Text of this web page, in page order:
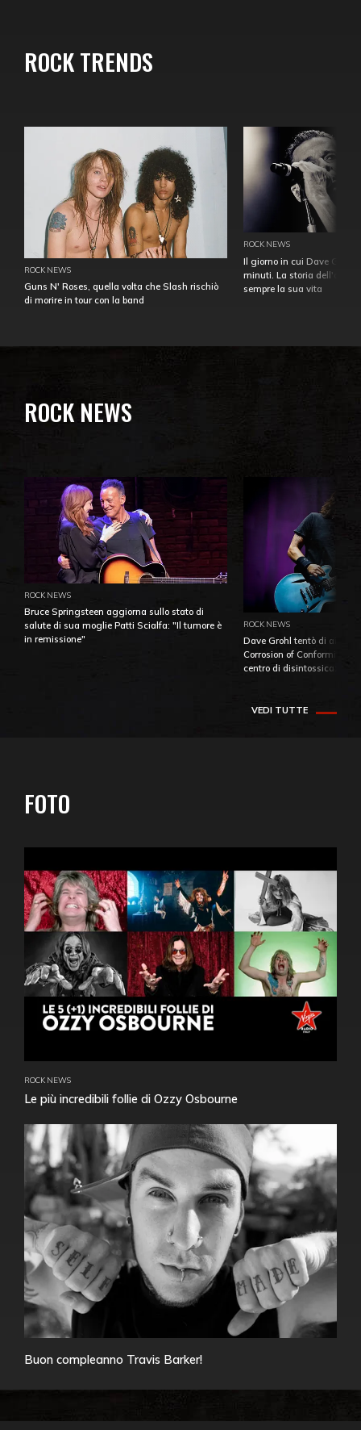
ROCK TRENDS
ROCK NEWS
Guns N' Roses, quella volta che Slash rischiò
di morire in tour con la band
ROCK NEWS
Il giorno in cui Dave
minuti. La storia
sempre la sua vita
ROCK NEWS
ROCK NEWS
Bruce Springsteen aggiorna sullo stato di
salute di sua moglie Patti Scialfa: "Il tumore è
in remissione"
ROCK NEWS
Dave Grohl tentò di
Corrosion of Conformity
centro di
VEDI TUTTE
FOTO
ROCK NEWS
Le più incredibili follie di Ozzy Osbourne
Buon compleanno Travis Barker!